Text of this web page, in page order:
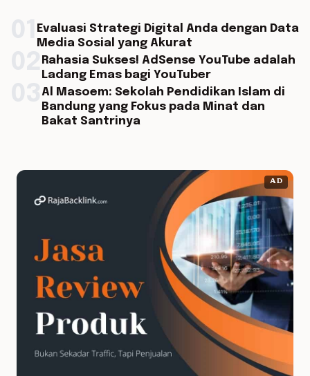
Evaluasi Strategi Digital Anda dengan Data
Media Sosial yang Akurat
Rahasia Sukses! AdSense YouTube adalah
Ladang Emas bagi YouTuber
Al Masoem: Sekolah Pendidikan Islam di
Bandung yang Fokus pada Minat dan
Bakat Santrinya
AD